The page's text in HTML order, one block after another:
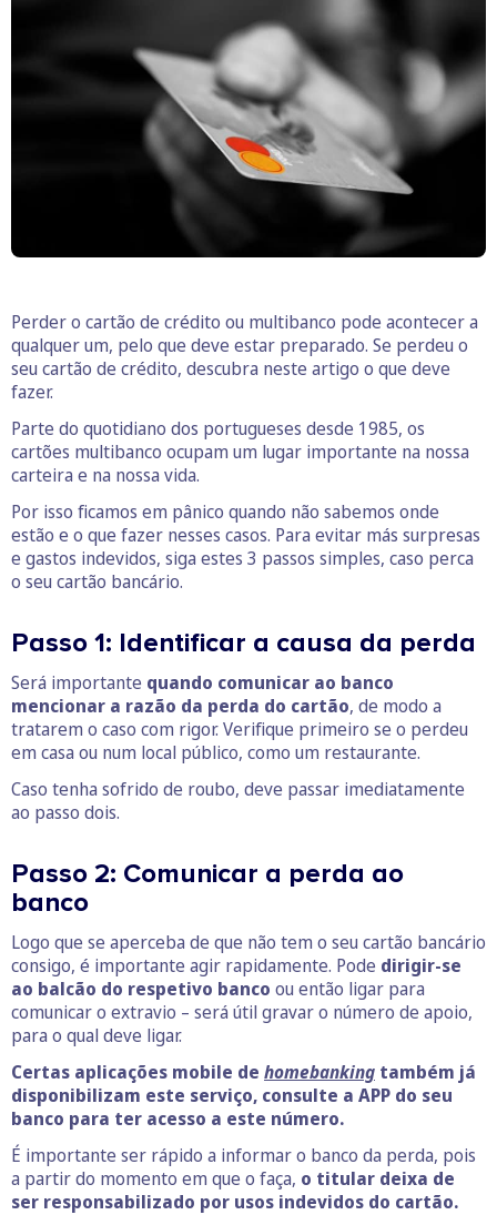
Perder o cartão de crédito ou multibanco pode acontecer a
qualquer um, pelo que deve estar preparado. Se perdeu o
seu cartão de crédito, descubra neste artigo o que deve
fazer.
Parte do quotidiano dos portugueses desde 1985, os
cartões multibanco ocupam um lugar importante na nossa
carteira e na nossa vida.
Por isso ficamos em pânico quando não sabemos onde
estão e o que fazer nesses casos. Para evitar más surpresas
e gastos indevidos, siga estes 3 passos simples, caso perca
o seu cartão bancário.
Passo 1: Identificar a causa da perda
Será importante quando comunicar ao banco
mencionar a razão da perda do cartão, de modo a
tratarem o caso com rigor. Verifique primeiro se o perdeu
em casa ou num local público, como um restaurante.
Caso tenha sofrido de roubo, deve passar imediatamente
ao passo dois.
Passo 2: Comunicar a perda ao
banco
Logo que se aperceba de que não tem o seu cartão bancário
consigo, é importante agir rapidamente. Pode dirigir-se
ao balcão do respetivo banco ou então ligar para
comunicar o extravio – será útil gravar o número de apoio,
para o qual deve ligar.
Certas aplicações mobile de homebanking também já
disponibilizam este serviço, consulte a APP do seu
banco para ter acesso a este número.
É importante ser rápido a informar o banco da perda, pois
a partir do momento em que o faça, o titular deixa de
ser responsabilizado por usos indevidos do cartão.